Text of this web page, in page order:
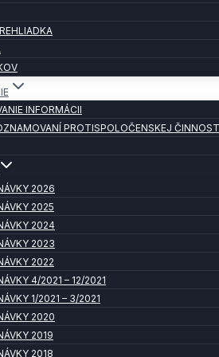
INFORMÁCII
PROTISPOLOČENSKEJ
2026
2025
2024
2023
2022
4/2021 – 12/2021
1/2021 – 3/2021
2020
2019
2018